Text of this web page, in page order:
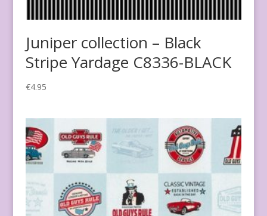
Juniper collection – Black
Stripe Yardage C8336-BLACK
€4.95